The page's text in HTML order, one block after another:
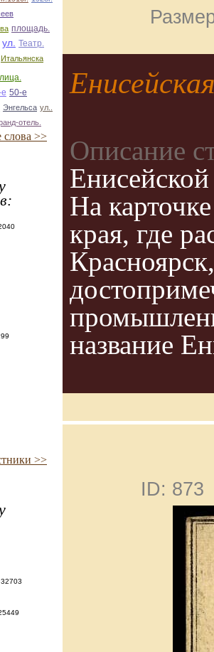
площадь.
ул. Театр.
Итальянска
50-е
Энгельса ул..
отель.
>>
>>
32703
Описание
На
края, где
название
ID: 873